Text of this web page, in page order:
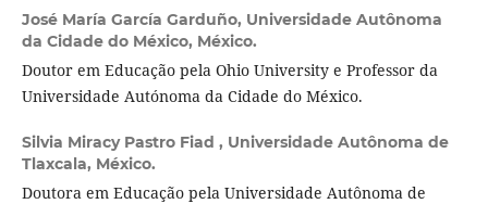
José María García Garduño, Universidade Autônoma
da Cidade do México, México.
Doutor em Educação pela Ohio University e Professor da
Universidade Autónoma da Cidade do México.
Silvia Miracy Pastro Fiad , Universidade Autônoma de
Tlaxcala, México.
Doutora em Educação pela Universidade Autônoma de